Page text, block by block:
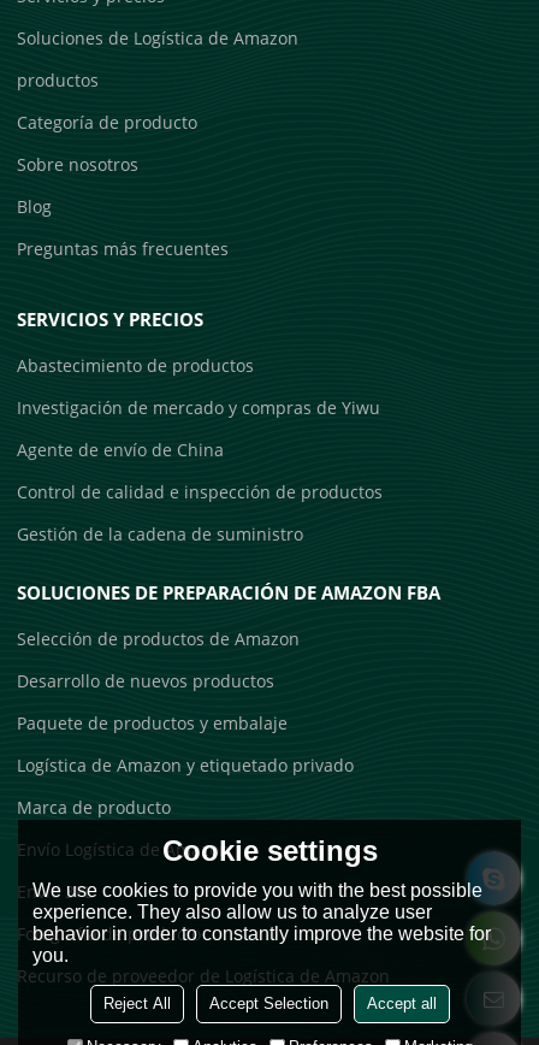
Soluciones de Logística de Amazon
productos
Categoría de producto
Sobre nosotros
Blog
Preguntas más frecuentes
SERVICIOS Y PRECIOS
Abastecimiento de productos
Investigación de mercado y compras de Yiwu
Agente de envío de China
Control de calidad e inspección de productos
Gestión de la cadena de suministro
SOLUCIONES DE PREPARACIÓN DE AMAZON FBA
Selección de productos de Amazon
Desarrollo de nuevos productos
Paquete de productos y embalaje
Logística de Amazon y etiquetado privado
Marca de producto
Envío Logística de Amazon
Envío 3PL
Fotografía de producto
Recurso de proveedor de Logística de Amazon
Cookie settings
We use cookies to provide you with the best possible
experience. They also allow us to analyze user
behavior in order to constantly improve the website for
you.
Reject All Accept Selection Accept all